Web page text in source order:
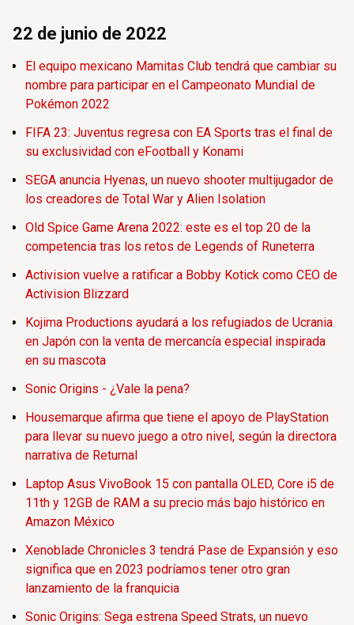
22 de junio de 2022
El equipo mexicano Mamitas Club tendrá que cambiar su
nombre para participar en el Campeonato Mundial de
Pokémon 2022
FIFA 23: Juventus regresa con EA Sports tras el final de
su exclusividad con eFootball y Konami
SEGA anuncia Hyenas, un nuevo shooter multijugador de
los creadores de Total War y Alien Isolation
Old Spice Game Arena 2022: este es el top 20 de la
competencia tras los retos de Legends of Runeterra
Activision vuelve a ratificar a Bobby Kotick como CEO de
Activision Blizzard
Kojima Productions ayudará a los refugiados de Ucrania
en Japón con la venta de mercancía especial inspirada
en su mascota
Sonic Origins - ¿Vale la pena?
Housemarque afirma que tiene el apoyo de PlayStation
para llevar su nuevo juego a otro nivel, según la directora
narrativa de Returnal
Laptop Asus VivoBook 15 con pantalla OLED, Core i5 de
11th y 12GB de RAM a su precio más bajo histórico en
Amazon México
Xenoblade Chronicles 3 tendrá Pase de Expansión y eso
significa que en 2023 podríamos tener otro gran
lanzamiento de la franquicia
Sonic Origins: Sega estrena Speed Strats, un nuevo